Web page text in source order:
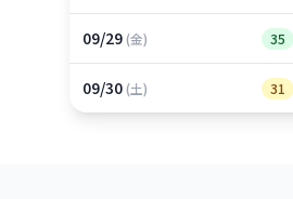
09/29(金) 35
09/30(土) 31